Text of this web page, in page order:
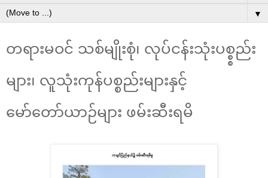
▼
တရားမဝင် သစ်မျိုးစုံ၊ လုပ်ငန်းသုံးပစ္စ္စည်း
များ၊ လူသုံးကုန်ပစ္စည်းများနှင့်
မော်တော်ယာဉ်များ ဖမ်းဆီးရမိ